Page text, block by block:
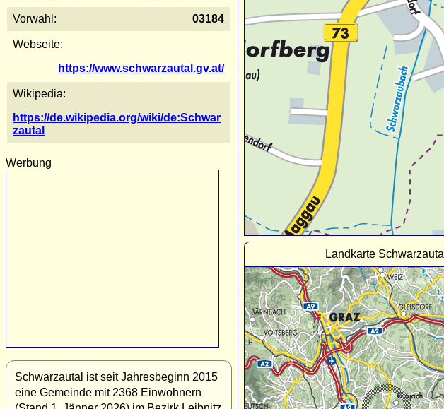
Vorwahl: 03184
Webseite:
https://www.schwarzautal.gv.at/
Wikipedia:
https://de.wikipedia.org/wiki/de:Schwar
zautal
Werbung
Schwarzautal ist seit Jahresbeginn 2015
eine Gemeinde mit 2368 Einwohnern
Landkarte Schwarzautal